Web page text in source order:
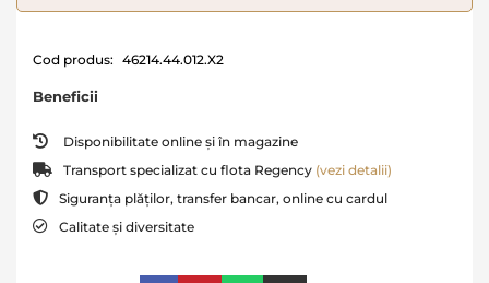
Cod produs: 46214.44.012.X2
Beneficii
Disponibilitate online și în magazine
Transport specializat cu flota Regency (vezi detalii)
Siguranța plăților, transfer bancar, online cu cardul
Calitate și diversitate